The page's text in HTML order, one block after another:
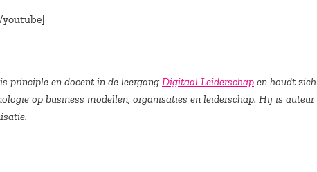
principle en docent in de leergangDigitaal Leiderschap en houdt zich
op business modellen, organisaties en leiderschap. Hij is auteur